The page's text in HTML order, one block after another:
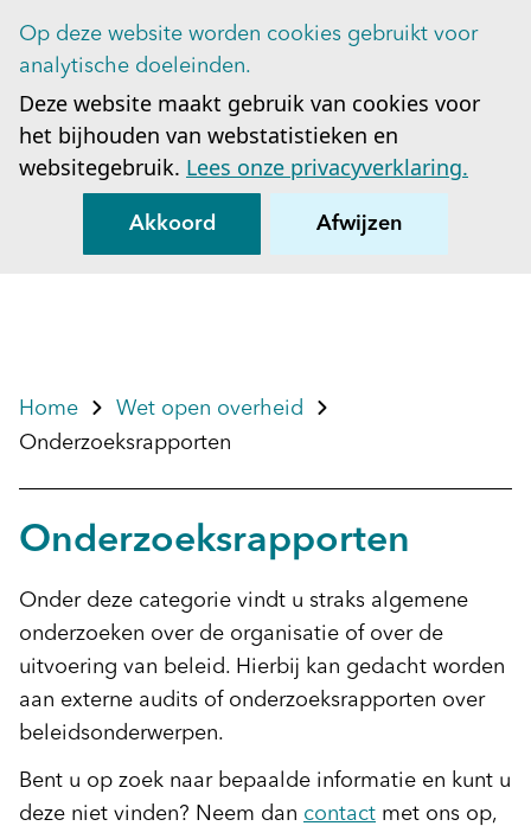
Op deze website worden cookies gebruikt voor
analytische doeleinden.
Deze website maakt gebruik van cookies voor
het bijhouden van webstatistieken en
websitegebruik. Lees onze privacyverklaring.
Akkoord Afwijzen
Home
Wet open overheid
Onderzoeksrapporten
Onderzoeksrapporten
Onder deze categorie vindt u straks algemene
onderzoeken over de organisatie of over de
uitvoering van beleid. Hierbij kan gedacht worden
aan externe audits of onderzoeksrapporten over
beleidsonderwerpen.
Bent u op zoek naar bepaalde informatie en kunt u
deze niet vinden? Neem dan contact met ons op,